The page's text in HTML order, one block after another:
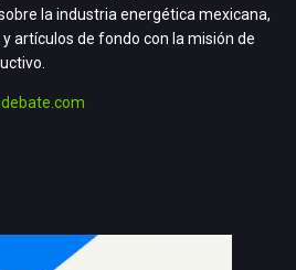
la industria energética mexicana,
artículos de fondo con la misión de